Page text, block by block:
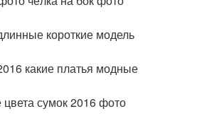
короткие модель
какие платья модные
сумок 2016 фото